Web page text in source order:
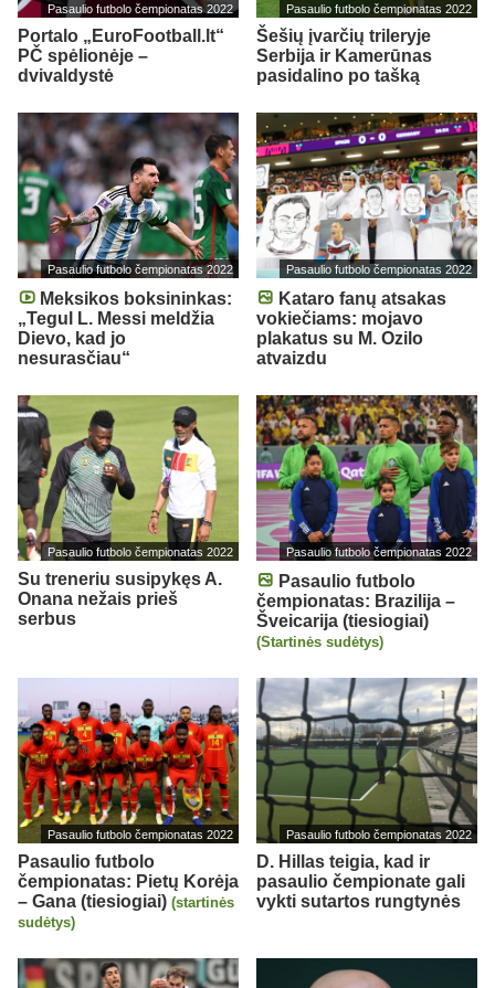
Pasaulio futbolo čempionatas 2022
Portalo „EuroFootball.lt“
PČ spėlionėje –
dvivaldystė
Pasaulio futbolo čempionatas 2022
Šešių įvarčių trileryje
Serbija ir Kamerūnas
pasidalino po tašką
Pasaulio futbolo čempionatas 2022
Meksikos boksininkas:
„Tegul L. Messi meldžia
Dievo, kad jo
nesurasčiau“
Pasaulio futbolo čempionatas 2022
Kataro fanų atsakas
vokiečiams: mojavo
plakatus su M. Ozilo
atvaizdu
Pasaulio futbolo čempionatas 2022
Su treneriu susipykęs A.
Onana nežais prieš
serbus
Pasaulio futbolo čempionatas 2022
Pasaulio futbolo
čempionatas: Brazilija –
Šveicarija (tiesiogiai)
(Startinės sudėtys)
Pasaulio futbolo čempionatas 2022
Pasaulio futbolo
čempionatas: Pietų Korėja
– Gana (tiesiogiai) (startinės
sudėtys)
Pasaulio futbolo čempionatas 2022
D. Hillas teigia, kad ir
pasaulio čempionate gali
vykti sutartos rungtynės